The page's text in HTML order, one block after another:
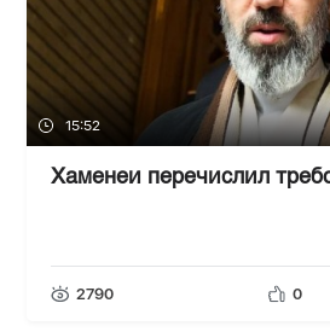
15:52
Хаменеи перечислил
2790 0